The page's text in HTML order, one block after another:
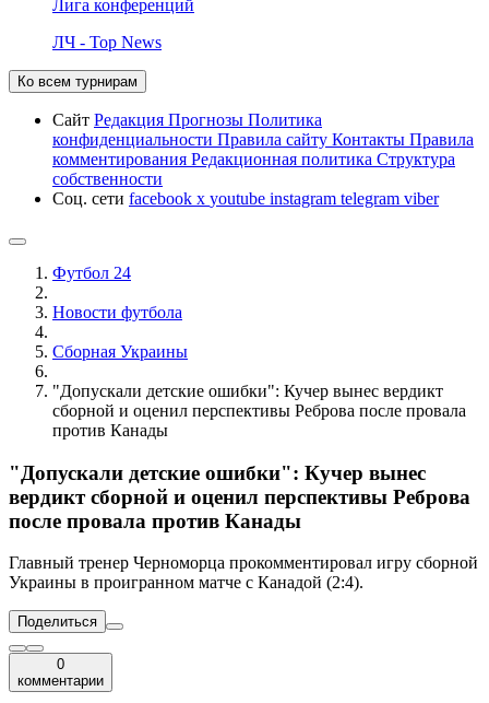
Лига конференций
ЛЧ - Top News
Ко всем турнирам
Сайт Редакция Прогнозы Политика
конфиденциальности Правила сайту Контакты Правила
комментирования Редакционная политика Структура
собственности
Соц. сети facebook x youtube instagram telegram viber
Футбол 24
Новости футбола
Сборная Украины
"Допускали детские ошибки": Кучер вынес вердикт
сборной и оценил перспективы Реброва после провала
против Канады
"Допускали детские ошибки": Кучер вынес
вердикт сборной и оценил перспективы Реброва
после провала против Канады
Главный тренер Черноморца прокомментировал игру сборной
Украины в проигранном матче с Канадой (2:4).
Поделиться
0
комментарии